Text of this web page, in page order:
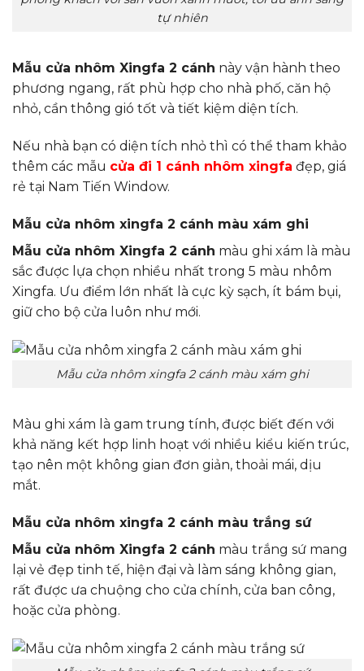
tự nhiên
Mẫu cửa nhôm Xingfa 2 cánh này vận hành theo
phương ngang, rất phù hợp cho nhà phố, căn hộ
nhỏ, cần thông gió tốt và tiết kiệm diện tích.
Nếu nhà bạn có diện tích nhỏ thì có thể tham khảo
thêm các mẫu cửa đi 1 cánh nhôm xingfa đẹp, giá
rẻ tại Nam Tiến Window.
Mẫu cửa nhôm xingfa 2 cánh màu xám ghi
Mẫu cửa nhôm Xingfa 2 cánh màu ghi xám là màu
sắc được lựa chọn nhiều nhất trong 5 màu nhôm
Xingfa. Ưu điểm lớn nhất là cực kỳ sạch, ít bám bụi,
giữ cho bộ cửa luôn như mới.
Mẫu cửa nhôm xingfa 2 cánh màu xám ghi
Màu ghi xám là gam trung tính, được biết đến với
khả năng kết hợp linh hoạt với nhiều kiểu kiến trúc,
tạo nên một không gian đơn giản, thoải mái, dịu
mắt.
Mẫu cửa nhôm xingfa 2 cánh màu trắng sứ
Mẫu cửa nhôm Xingfa 2 cánh màu trắng sứ mang
lại vẻ đẹp tinh tế, hiện đại và làm sáng không gian,
rất được ưa chuộng cho cửa chính, cửa ban công,
hoặc cửa phòng.